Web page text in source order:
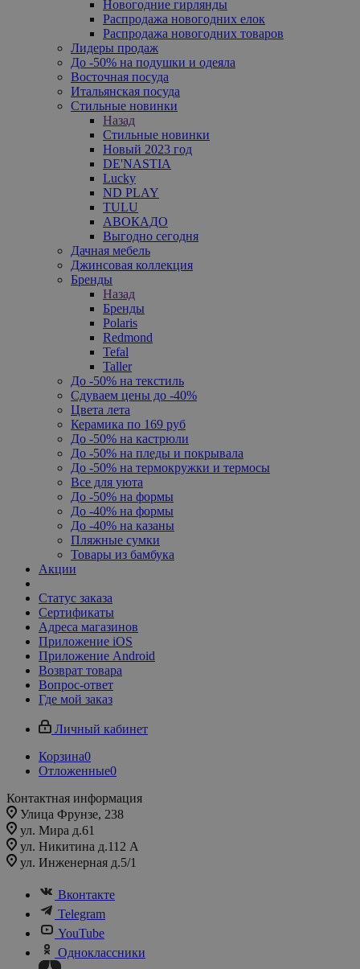
Новогодние гирлянды
Распродажа новогодних елок
Распродажа новогодних товаров
Лидеры продаж
До -50% на подушки и одеяла
Восточная посуда
Итальянская посуда
Стильные новинки
Назад
Стильные новинки
Новый 2023 год
DE'NASTIA
Lucky
ND PLAY
TULU
АВОКАДО
Выгодно сегодня
Дачная мебель
Джинсовая коллекция
Бренды
Назад
Бренды
Polaris
Redmond
Tefal
Taller
До -50% на текстиль
Сдуваем цены до -40%
Цвета лета
Керамика по 169 руб
До -50% на кастрюли
До -50% на пледы и покрывала
До -50% на термокружки и термосы
Все для уюта
До -50% на формы
До -40% на формы
До -40% на казаны
Пляжные сумки
Товары из бамбука
Акции
Статус заказа
Сертификаты
Адреса магазинов
Приложение iOS
Приложение Android
Возврат товара
Вопрос-ответ
Где мой заказ
Личный кабинет
Корзина0
Отложенные0
Контактная информация
Улица Фрунзе, 238​
ул. Мира д.61
ул. Никитина д.112 А
ул. Инженерная д.5/1
Вконтакте
Telegram
YouTube
Одноклассники